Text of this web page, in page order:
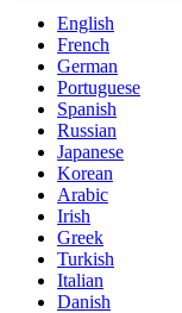
English
French
German
Portuguese
Spanish
Russian
Japanese
Korean
Arabic
Irish
Greek
Turkish
Italian
Danish